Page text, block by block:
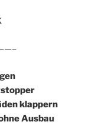
klappern
Ausbau